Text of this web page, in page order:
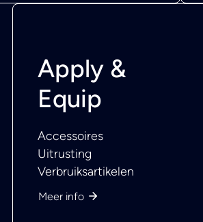
Apply &
Equip
Accessoires
Uitrusting
Verbruiksartikelen
Meer info